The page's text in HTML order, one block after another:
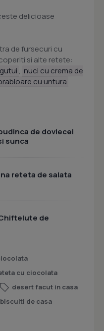
delicioase
de fursecuri cu
si alte retete:
, nuci cu crema de
cu untura
de dovlecei
sunca
reteta de salata
de
cu ciocolata
desert facut in casa
biscuiti de casa